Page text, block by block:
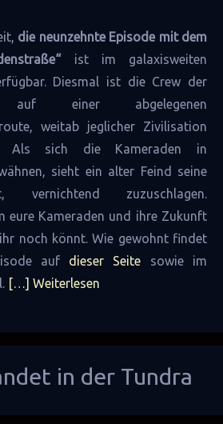
die neunzehnte Episode mit dem
ist im galaxisweiten
Diesmal ist die Crew der
auf einer abgelegenen
weitab jeglicher Zivilisation
Als sich die Kameraden in
sieht ein alter Feind seine
vernichtend zuzuschlagen.
eure Kameraden und ihre Zukunft
noch könnt. Wie gewohnt findet
auf dieser Seite sowie im
[…] Weiterlesen
in der Tundra